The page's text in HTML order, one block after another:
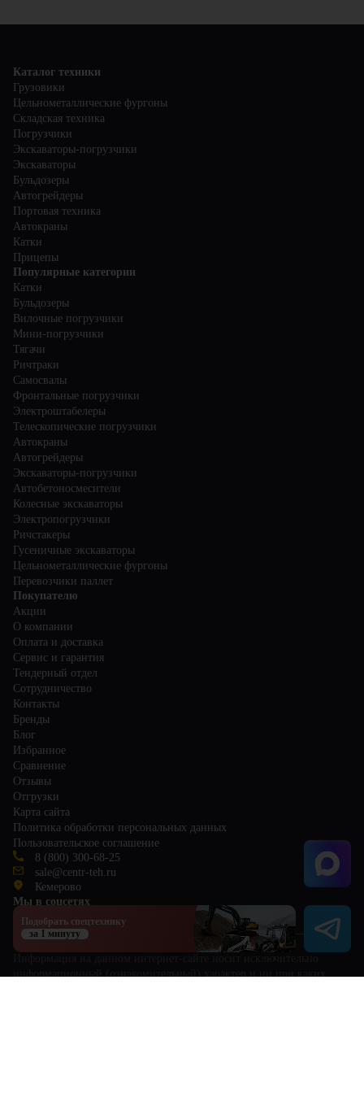
сервисных услугах и условиях обслуживания.
объемные грузы, что повышает производительность и
трудозатраты.
Каталог техники
Грузовики
Цельнометаллические фургоны
Складская техника
Погрузчики
Экскаваторы-погрузчики
Экскаваторы
Бульдозеры
Автогрейдеры
Портовая техника
Автокраны
Катки
Прицепы
Популярные категории
Катки
Бульдозеры
Вилочные погрузчики
Мини-погрузчики
Тягачи
Ричтраки
Самосвалы
Фронтальные погрузчики
Электроштабелеры
Телескопические погрузчики
Автокраны
Автогрейдеры
Экскаваторы-погрузчики
Автобетоносмесители
Колесные экскаваторы
Электропогрузчики
Ричстакеры
Гусеничные экскаваторы
Цельнометаллические фургоны
Перевозчики паллет
Покупателю
Акции
О компании
Оплата и доставка
Сервис и гарантия
Тендерный отдел
Сотрудничество
Контакты
Бренды
Блог
Избранное
Сравнение
Отзывы
Отгрузки
Карта сайта
Политика обработки персональных данных
Пользовательское соглашение
8 (800) 300-68-25
sale@centr-teh.ru
Кемерово
Мы в соцсетях
информационный (ознакомительный) характер и ни при каких
Подобрать спецтехнику
за 1 минуту